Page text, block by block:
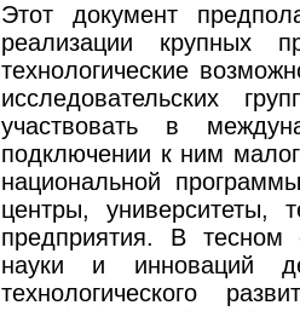
Этот документ
реализации крупных
технологические
исследовательских
участвовать в
подключении к ним
национальной
центры, университеты,
предприятия. В тесном
науки и инноваций
технологического